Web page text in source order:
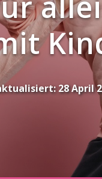
28 April